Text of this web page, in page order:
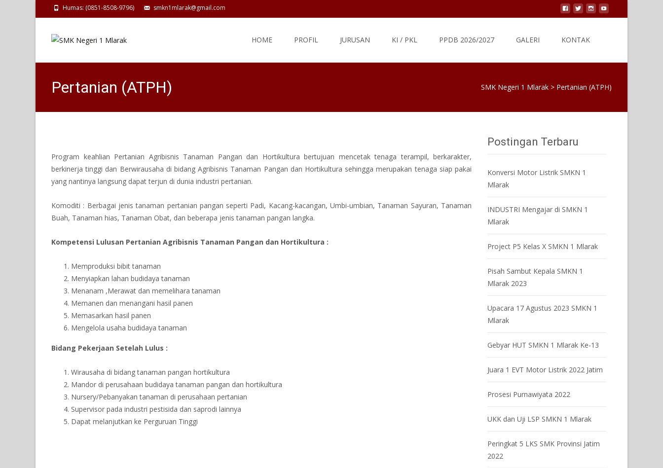
Humas: (0851-8508-9796) smkn1mlarak@gmail.com
HOME PROFIL JURUSAN KI / PKL PPDB 2026/2027 GALERI KONTAK
Pertanian (ATPH) SMK Negeri 1 Mlarak > Pertanian (ATPH)
Program keahlian Pertanian Agribisnis Tanaman Pangan dan Hortikultura bertujuan mencetak tenaga terampil, berkarakter,
berkinerja tinggi dan Berwirausaha di bidang Agribisnis Tanaman Pangan dan Hortikultura sehingga merupakan tenaga siap pakai
yang nantinya langsung dapat terjun di dunia industri pertanian.
Komoditi : Berbagai jenis tanaman pertanian pangan seperti Padi, Kacang-kacangan, Umbi-umbian, Tanaman Sayuran, Tanaman
Buah, Tanaman hias, Tanaman Obat, dan beberapa jenis tanaman pangan langka.
Kompetensi Lulusan Pertanian Agribisnis Tanaman Pangan dan Hortikultura :
Memproduksi bibit tanaman
Menyiapkan lahan budidaya tanaman
Menanam ,Merawat dan memelihara tanaman
Memanen dan menangani hasil panen
Memasarkan hasil panen
Mengelola usaha budidaya tanaman
Bidang Pekerjaan Setelah Lulus :
Wirausaha di bidang tanaman pangan hortikultura
Mandor di perusahaan budidaya tanaman pangan dan hortikultura
Nursery/Pebanyakan tanaman di perusahaan pertanian
Supervisor pada industri pestisida dan saprodi lainnya
Dapat melanjutkan ke Perguruan Tinggi
Postingan Terbaru
Konversi Motor Listrik SMKN 1
Mlarak
INDUSTRI Mengajar di SMKN 1
Mlarak
Project P5 Kelas X SMKN 1 Mlarak
Pisah Sambut Kepala SMKN 1
Mlarak 2023
Upacara 17 Agustus 2023 SMKN 1
Mlarak
Gebyar HUT SMKN 1 Mlarak Ke-13
Juara 1 EVT Motor Listrik 2022 Jatim
Prosesi Purnawiyata 2022
UKK dan Uji LSP SMKN 1 Mlarak
Peringkat 5 LKS SMK Provinsi Jatim
2022